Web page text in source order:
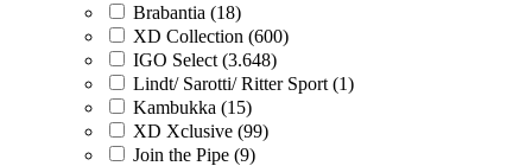
Brabantia (18)
XD Collection (600)
IGO Select (3.648)
Lindt/ Sarotti/ Ritter Sport (1)
Kambukka (15)
XD Xclusive (99)
Join the Pipe (9)